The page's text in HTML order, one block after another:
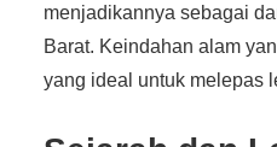
menjadikannya sebagai
Barat. Keindahan alam
yang ideal untuk melepas